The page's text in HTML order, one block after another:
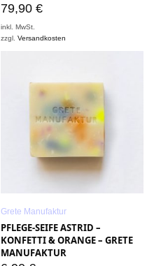
79,90 €
inkl. MwSt.
zzgl.Versandkosten
Grete Manufaktur
PFLEGE-SEIFE ASTRID –
KONFETTI & ORANGE – GRETE
MANUFAKTUR